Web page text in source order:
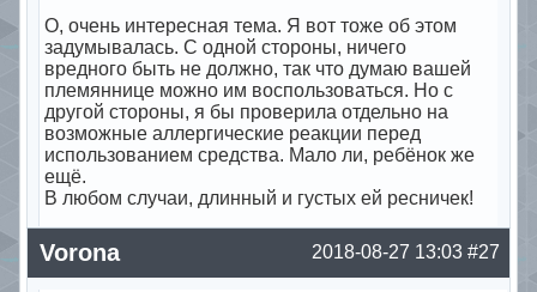
О, очень интересная тема. Я вот тоже об этом
задумывалась. С одной стороны, ничего
вредного быть не должно, так что думаю вашей
племяннице можно им воспользоваться. Но с
другой стороны, я бы проверила отдельно на
возможные аллергические реакции перед
использованием средства. Мало ли, ребёнок же
ещё.
В любом случаи, длинный и густых ей ресничек!
Offline #27
2018-08-27 13:03
Vorona